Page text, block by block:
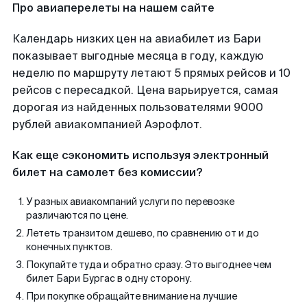
Про авиаперелеты на нашем сайте
Календарь низких цен на авиабилет из Бари
показывает выгодные месяца в году, каждую
неделю по маршруту летают 5 прямых рейсов и 10
рейсов с пересадкой. Цена варьируется, самая
дорогая из найденных пользователями 9000
рублей авиакомпанией Аэрофлот.
Как еще сэкономить используя электронный
билет на самолет без комиссии?
У разных авиакомпаний услуги по перевозке
различаются по цене.
Лететь транзитом дешево, по сравнению от и до
конечных пунктов.
Покупайте туда и обратно сразу. Это выгоднее чем
билет Бари Бургас в одну сторону.
При покупке обращайте внимание на лучшие